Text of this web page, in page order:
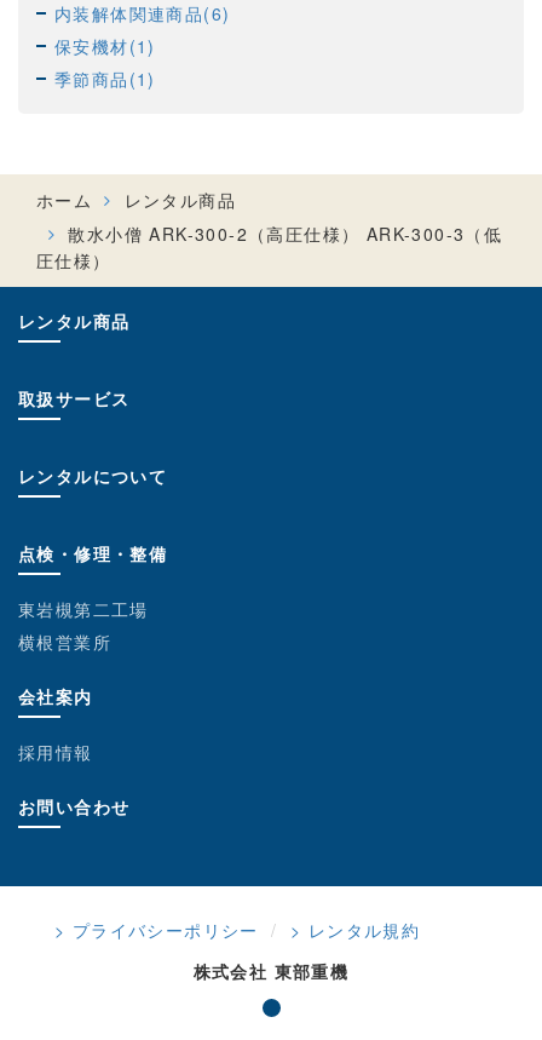
内装解体関連商品(6)
保安機材(1)
季節商品(1)
ホーム
レンタル商品
散水小僧 ARK-300-2（高圧仕様） ARK-300-3（低
圧仕様）
レンタル商品
取扱サービス
レンタルについて
点検・修理・整備
東岩槻第二工場
横根営業所
会社案内
採用情報
お問い合わせ
> プライバシーポリシー
> レンタル規約
株式会社 東部重機